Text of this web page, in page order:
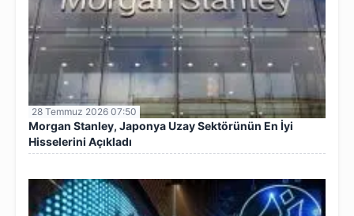
28 Temmuz 2026 07:50
Morgan Stanley, Japonya Uzay Sektörünün En İyi
Hisselerini Açıkladı